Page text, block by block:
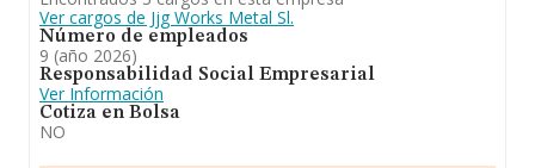
Ver cargos de Jjg Works Metal Sl.
Número de empleados
9 (año 2026)
Responsabilidad Social Empresarial
Ver Información
Cotiza en Bolsa
NO